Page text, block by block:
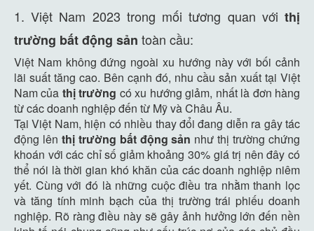
1. Việt Nam 2023 trong mối tương quan với thị
trường bất động sản toàn cầu:
Việt Nam không đứng ngoài xu hướng này với bối cảnh
lãi suất tăng cao. Bên cạnh đó, nhu cầu sản xuất tại Việt
Nam của thị trường có xu hướng giảm, nhất là đơn hàng
từ các doanh nghiệp đến từ Mỹ và Châu Âu.
Tại Việt Nam, hiện có nhiều thay đổi đang diễn ra gây tác
động lên thị trường bất động sản như thị trường chứng
khoán với các chỉ số giảm khoảng 30% giá trị nên đây có
thể nói là thời gian khó khăn của các doanh nghiệp niêm
yết. Cùng với đó là những cuộc điều tra nhằm thanh lọc
và tăng tính minh bạch của thị trường trái phiếu doanh
nghiệp. Rõ ràng điều này sẽ gây ảnh hưởng lớn đến nền